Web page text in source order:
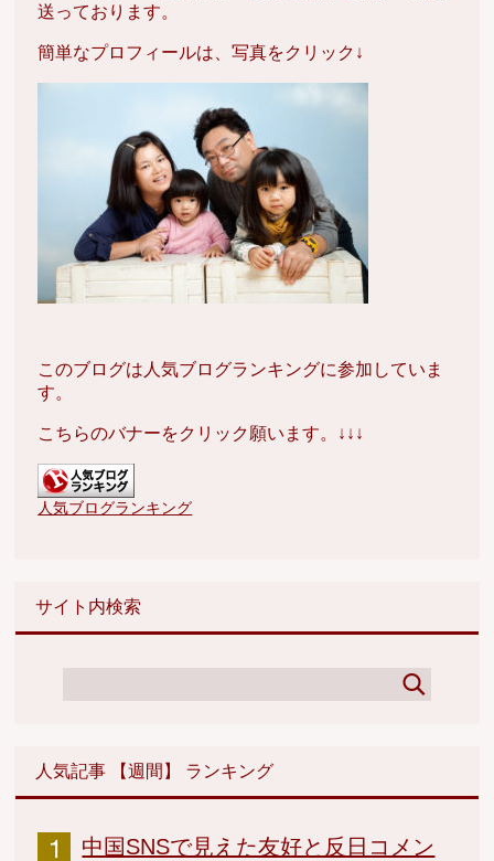
送っております。
簡単なプロフィールは、写真をクリック↓
このブログは人気ブログランキングに参加していま
す。
こちらのバナーをクリック願います。↓↓↓
人気ブログランキング
サイト内検索
人気記事 【週間】 ランキング
中国SNSで見えた友好と反日コメン